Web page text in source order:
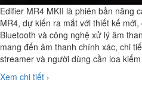
Edifier MR4 MKII là phiên bản nâng
MR4, dự kiến ra mắt với thiết kế
Bluetooth và công nghệ xử lý âm
mang đến âm thanh chính xác, chi
streamer và người dùng cần loa
Xem chi tiết ›